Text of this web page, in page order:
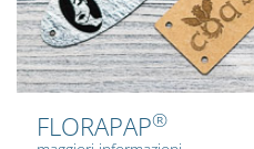
FLORAPAP®